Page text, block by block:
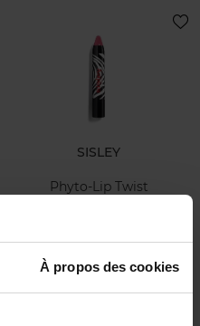
À propos des cookies
SISLEY
Phyto-Lip Twist